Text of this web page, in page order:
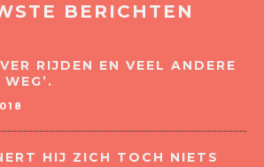
BERICHTEN
RIJDEN EN VEEL ANDERE
HIJ ZICH TOCH NIETS